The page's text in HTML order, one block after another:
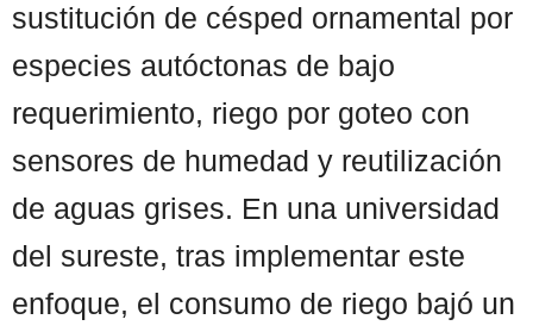
sustitución de césped ornamental por
especies autóctonas de bajo
requerimiento, riego por goteo con
sensores de humedad y reutilización
de aguas grises. En una universidad
del sureste, tras implementar este
enfoque, el consumo de riego bajó un